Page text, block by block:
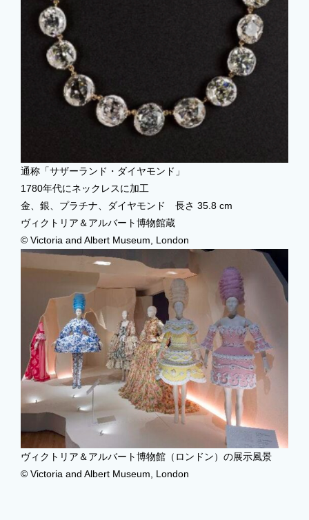
通称「サザーランド・ダイヤモンド」
1780年代にネックレスに加工
金、銀、プラチナ、ダイヤモンド 長さ 35.8 cm
ヴィクトリア＆アルバート博物館蔵
© Victoria and Albert Museum, London
ヴィクトリア＆アルバート博物館（ロンドン）の展示風景
© Victoria and Albert Museum, London